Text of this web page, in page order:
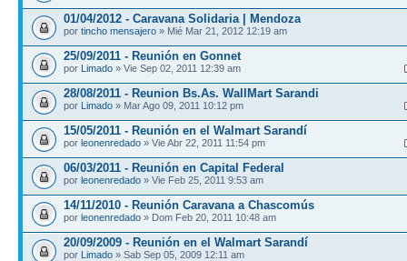
01/04/2012 - Caravana Solidaria | Mendoza
por tincho mensajero » Mié Mar 21, 2012 12:19 am
25/09/2011 - Reunión en Gonnet
por Limado » Vie Sep 02, 2011 12:39 am
28/08/2011 - Reunion Bs.As. WallMart Sarandi
por Limado » Mar Ago 09, 2011 10:12 pm
15/05/2011 - Reunión en el Walmart Sarandí
por leonenredado » Vie Abr 22, 2011 11:54 pm
06/03/2011 - Reunión en Capital Federal
por leonenredado » Vie Feb 25, 2011 9:53 am
14/11/2010 - Reunión Caravana a Chascomús
por leonenredado » Dom Feb 20, 2011 10:48 am
20/09/2009 - Reunión en el Walmart Sarandí
por Limado » Sab Sep 05, 2009 12:11 am